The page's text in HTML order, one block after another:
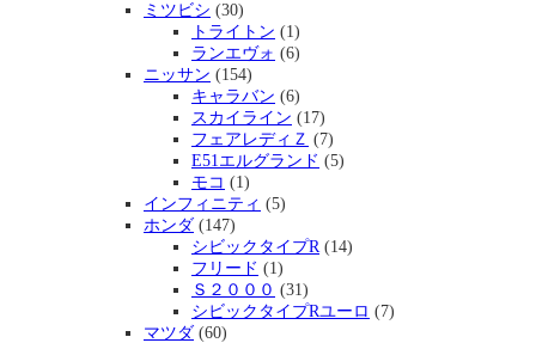
ミツビシ (30)
トライトン (1)
ランエヴォ (6)
ニッサン (154)
キャラバン (6)
スカイライン (17)
フェアレディＺ (7)
E51エルグランド (5)
モコ (1)
インフィニティ (5)
ホンダ (147)
シビックタイプR(14)
フリード (1)
Ｓ２０００ (31)
シビックタイプRユーロ (7)
マツダ (60)